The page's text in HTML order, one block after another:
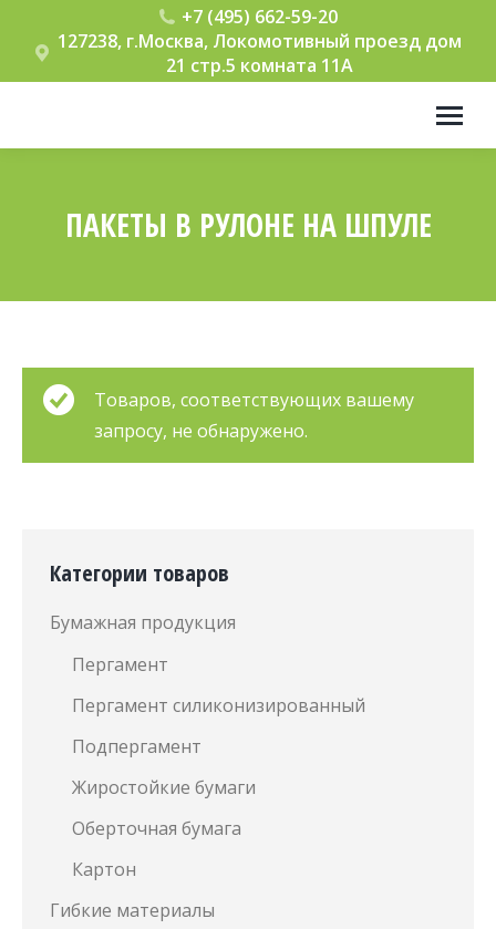
+7 (495) 662-59-20
127238, г.Москва, Локомотивный проезд дом
21 стр.5 комната 11А
ПАКЕТЫ В РУЛОНЕ НА ШПУЛЕ
Товаров, соответствующих вашему
запросу, не обнаружено.
Категории товаров
Бумажная продукция
Пергамент
Пергамент силиконизированный
Подпергамент
Жиростойкие бумаги
Оберточная бумага
Картон
Гибкие материалы